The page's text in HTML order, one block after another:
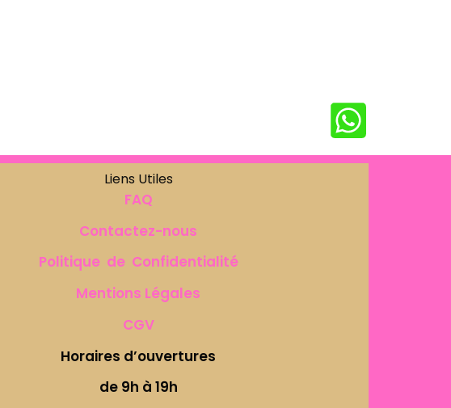
Liens Utiles
FAQ
Contactez-nous
Politique de Confidentialité
Mentions Légales
CGV
Horaires d’ouvertures
de 9h à 19h